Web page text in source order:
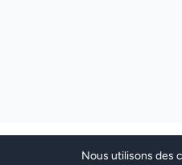
Nous utilisons des
Tous droits réservés.